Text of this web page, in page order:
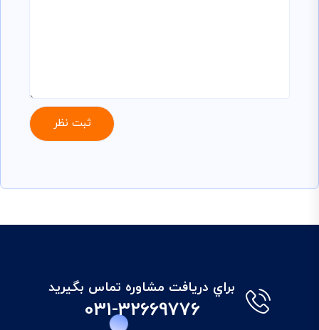
براي دريافت مشاوره تماس بگيريد
031-32669776